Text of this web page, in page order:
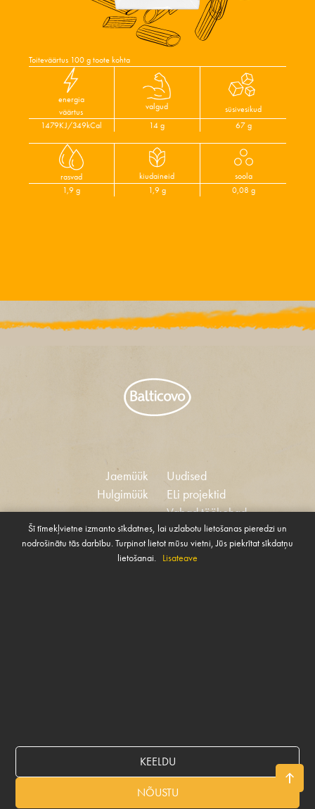
Toiteväärtus 100 g toote kohta
energia
väärtus
valgud
süsivesikud
1479KJ/349kCal
14 g 67 g
rasvad kiudaineid
soola
1,9 g
1,9 g 0,08 g
Jaemüük
Hulgimüük
Küpsised
Uudised
ELi projektid
Vabad töökohad
Eetikakoodeks
Ühiskonna toetamise
© 2026 BALTICOVO
Šī tīmekļvietne izmanto sīkdatnes, lai uzlabotu lietošanas pieredzi un
nodrošinātu tās darbību. Turpinot lietot mūsu vietni, Jūs piekrītat sīkdatņu
lietošanai. Lisateave
KEELDU
NÕUSTU